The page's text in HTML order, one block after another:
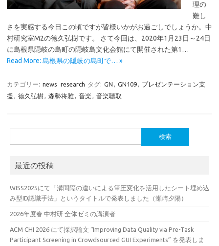
理の
難し
さを実感する今日この頃ですが皆様いかがお過ごしでしょうか。中
村研究室M2の徳久弘樹です。 さて今回は、2020年1月23日～24日
に島根県隠岐の島町の隠岐島文化会館にて開催された第1…
Read More: 島根県の隠岐の島町で… »
カテゴリー: news research タグ: GN , GN109, プレゼンテーション支
援 , 徳久弘樹, 森勢将雅, 音楽 , 音楽聴取
索:
最近の投稿
WISS2025にて「溝間隔の違いによる筆圧変化を活用したシート埋め込
み型ID認識手法」というタイトルで発表しました（瀬崎夕陽）
2026年度春 中村研 全体ゼミの講演者
ACM CHI 2026 にて採択論文 “Improving Data Quality via Pre-Task
Participant Screening in Crowdsourced GUI Experiments” を発表しま